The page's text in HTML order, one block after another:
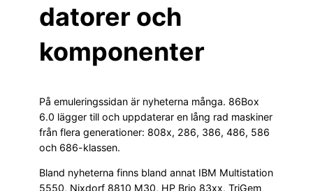
datorer och
komponenter
På emuleringssidan är nyheterna många. 86Box
6.0 lägger till och uppdaterar en lång rad maskiner
från flera generationer: 808x, 286, 386, 486, 586
och 686-klassen.
Bland nyheterna finns bland annat IBM Multistation
5550, Nixdorf 8810 M30, HP Brio 83xx, TriGem